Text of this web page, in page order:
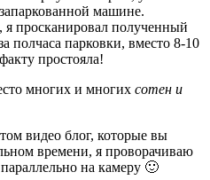
машине.
я просканировал полученный
полчаса парковки, вместо 8-10
простояла!
многих и многих сотен и
видео блог, которые вы
времени, я проворачиваю
на камеру 🙂